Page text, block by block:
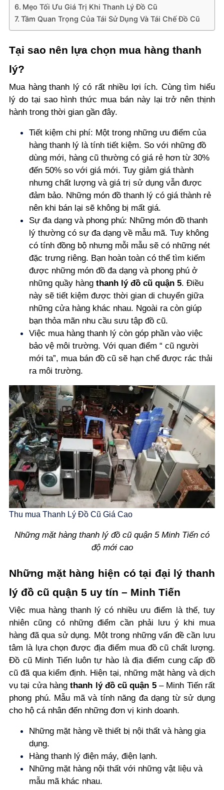
Mẹo Tối Ưu Giá Trị Khi Thanh Lý Đồ Cũ
Tầm Quan Trọng Của Tái Sử Dụng Và Tái Chế Đồ Cũ
Tại sao nên lựa chọn mua hàng thanh
lý?
Mua hàng thanh lý có rất nhiều lợi ích. Cùng tìm hiểu
lý do tại sao hình thức mua bán này lại trở nên thịnh
hành trong thời gian gần đây.
Tiết kiệm chi phí: Một trong những ưu điểm của
hàng thanh lý là tính tiết kiệm. So với những đồ
dùng mới, hàng cũ thường có giá rẻ hơn từ 30%
đến 50% so với giá mới. Tuy giảm giá thành
nhưng chất lượng và giá trị sử dụng vẫn được
đảm bảo. Những món đồ thanh lý có giá thành rẻ
nên khi bán lại sẽ không bị mất giá.
Sự đa dạng và phong phú: Những món đồ thanh
lý thường có sự đa dạng về mẫu mã. Tuy không
có tính đồng bộ nhưng mỗi mẫu sẽ có những nét
đặc trưng riêng. Bạn hoàn toàn có thể tìm kiếm
được những món đồ đa dạng và phong phú ở
những quầy hàng thanh lý đồ cũ quận 5. Điều
này sẽ tiết kiệm được thời gian di chuyển giữa
những cửa hàng khác nhau. Ngoài ra còn giúp
bạn thỏa mãn nhu cầu sưu tập đồ cũ.
Việc mua hàng thanh lý còn góp phần vào việc
bảo vệ môi trường. Với quan điểm “ cũ người
mới ta”, mua bán đồ cũ sẽ hạn chế được rác thải
ra môi trường.
Thu mua Thanh Lý Đồ Cũ Giá Cao
Những mặt hàng thanh lý đồ cũ quận 5 Minh Tiến có
độ mới cao
Những mặt hàng hiện có tại đại lý thanh
lý đồ cũ quận 5 uy tín – Minh Tiến
Việc mua hàng thanh lý có nhiều ưu điểm là thế, tuy
nhiên cũng có những điểm cần phải lưu ý khi mua
hàng đã qua sử dụng. Một trong những vấn đề cần lưu
tâm là lựa chọn được địa điểm mua đồ cũ chất lượng.
Đồ cũ Minh Tiến luôn tự hào là địa điểm cung cấp đồ
cũ đã qua kiểm định. Hiện tại, những mặt hàng và dịch
vụ tại cửa hàngthanh lý đồ cũ quận 5– Minh Tiến rất
phong phú. Mẫu mã và tính năng đa dạng từ sử dụng
cho hộ cá nhân đến những đơn vị kinh doanh.
Những mặt hàng về thiết bị nội thất và hàng gia
dụng.
Hàng thanh lý điện máy, điện lạnh.
Những mặt hàng nội thất với những vật liệu và
mẫu mã khác nhau.